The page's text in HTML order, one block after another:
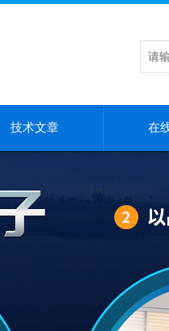
技术文章 在